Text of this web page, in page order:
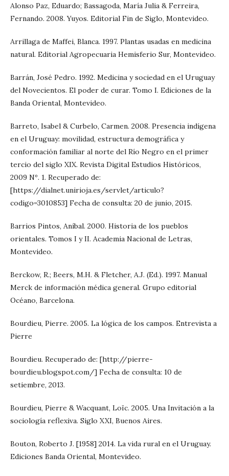
Alonso Paz, Eduardo; Bassagoda, María Julia & Ferreira,
Fernando. 2008. Yuyos. Editorial Fin de Siglo, Montevideo.
Arrillaga de Maffei, Blanca. 1997. Plantas usadas en medicina
natural. Editorial Agropecuaria Hemisferio Sur, Montevideo.
Barrán, José Pedro. 1992. Medicina y sociedad en el Uruguay
del Novecientos. El poder de curar. Tomo I. Ediciones de la
Banda Oriental, Montevideo.
Barreto, Isabel & Curbelo, Carmen. 2008. Presencia indígena
en el Uruguay: movilidad, estructura demográfica y
conformación familiar al norte del Río Negro en el primer
tercio del siglo XIX. Revista Digital Estudios Históricos,
2009 Nº. 1. Recuperado de:
[https://dialnet.unirioja.es/servlet/articulo?
codigo=3010853] Fecha de consulta: 20 de junio, 2015.
Barrios Pintos, Aníbal. 2000. Historia de los pueblos
orientales. Tomos I y II. Academia Nacional de Letras,
Montevideo.
Berckow, R.; Beers, M.H. & Fletcher, A.J. (Ed.). 1997. Manual
Merck de información médica general. Grupo editorial
Océano, Barcelona.
Bourdieu, Pierre. 2005. La lógica de los campos. Entrevista a
Pierre
Bourdieu. Recuperado de: [http://pierre-
bourdieu.blogspot.com/] Fecha de consulta: 10 de
setiembre, 2013.
Bourdieu, Pierre & Wacquant, Loïc. 2005. Una Invitación a la
sociología reflexiva. Siglo XXI, Buenos Aires.
Bouton, Roberto J. [1958] 2014. La vida rural en el Uruguay.
Ediciones Banda Oriental, Montevideo.